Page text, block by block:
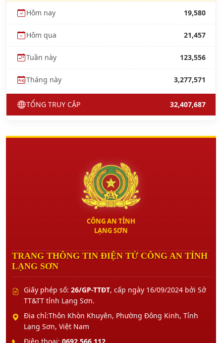
Hôm nay 19,580
Hôm qua 21,457
Tuần này 123,556
Tháng này 3,277,571
TỔNG TRUY CẬP 32,407,687
CÔNG AN TỈNH
LẠNG SƠN
TRANG THÔNG TIN ĐIỆN TỬ CÔNG AN TỈNH
LẠNG SƠN
Giấy phép số: 26/GP-TTĐT, cấp ngày 16/09/2024 bởi Sở
TT&TT tỉnh Lạng Sơn.
Địa chỉ:Thôn Khòn Khuyên, Phường Đông Kinh, Tỉnh
Lạng Sơn, Việt Nam
Điện thoại: 0692.566.112